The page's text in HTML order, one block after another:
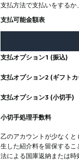
支払方法で支払いをするか
支払可能金額表
支払オプション1 (振込)
支払オプション2 (ギフト
支払オプション3 (小切手)
小切手処理手数料
乙のアカウントが少なく
生した紹介料を留保するこ
法による国庫返納または時